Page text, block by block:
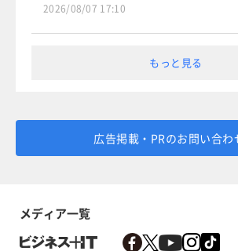
2026/08/07 17:10
もっと見る
広告掲載・PRのお問い合わ
メディア一覧